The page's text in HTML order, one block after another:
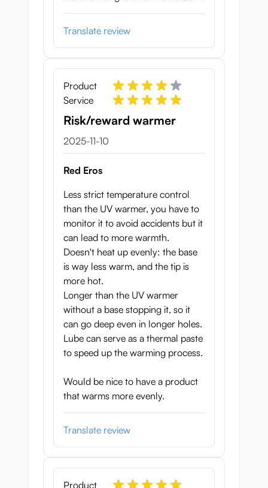
Translate review
Product
Service
Risk/reward warmer
10 november 2025
2025-11-10
Red Eros
Less strict temperature control
than the UV warmer, you have to
monitor it to avoid accidents but it
can lead to more warmth.
Doesn't heat up evenly: the base
is way less warm, and the tip is
more hot.
Longer than the UV warmer
without a base stopping it, so it
can go deep even in longer holes.
Lube can serve as a thermal paste
to speed up the warming process.
Would be nice to have a product
that warms more evenly.
Translate review
Product